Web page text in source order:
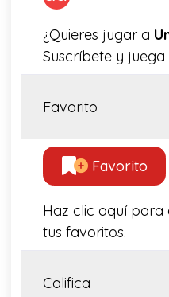
¿Quieres jugar a
Suscríbete y juega
Favorito
Favorito
Haz clic aquí para
tus favoritos.
Califica